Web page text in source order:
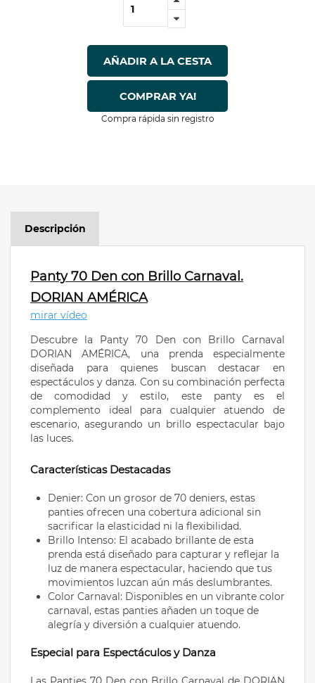
AÑADIR A LA CESTA
COMPRAR YA!
Compra rápida sin registro
Descripción
Panty 70 Den con Brillo Carnaval.
DORIAN AMÉRICA
mirar vídeo
Descubre la Panty 70 Den con Brillo Carnaval
DORIAN AMÉRICA, una prenda especialmente
diseñada para quienes buscan destacar en
espectáculos y danza. Con su combinación perfecta
de comodidad y estilo, este panty es el
complemento ideal para cualquier atuendo de
escenario, asegurando un brillo espectacular bajo
las luces.
Características Destacadas
Denier: Con un grosor de 70 deniers, estas
panties ofrecen una cobertura adicional sin
sacrificar la elasticidad ni la flexibilidad.
Brillo Intenso: El acabado brillante de esta
prenda está diseñado para capturar y reflejar la
luz de manera espectacular, haciendo que tus
movimientos luzcan aún más deslumbrantes.
Color Carnaval: Disponibles en un vibrante color
carnaval, estas panties añaden un toque de
alegría y diversión a cualquier atuendo.
Especial para Espectáculos y Danza